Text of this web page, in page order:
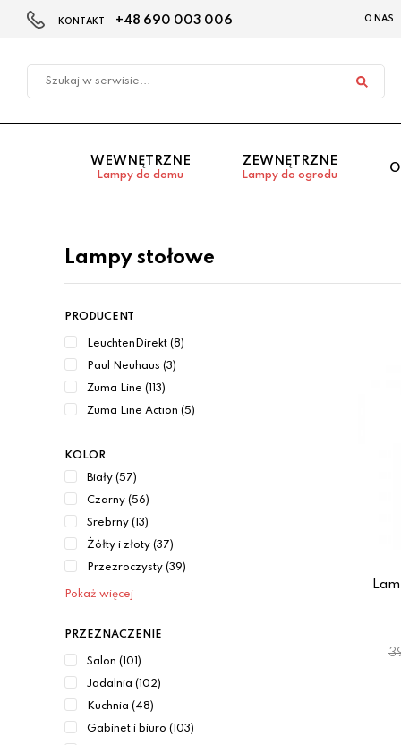
w
KONTAKT +48 690 003 006 O NAS
WEWNĘTRZNE
Lampy do domu
ZEWNĘTRZNE
Lampy do ogrodu
Lampy stołowe
PRODUCENT
LeuchtenDirekt (8)
Paul Neuhaus (3)
Zuma Line (113)
Zuma Line Action (5)
KOLOR
Biały (57)
Czarny (56)
Srebrny (13)
Żółty i złoty (37)
Przezroczysty (39)
Pokaż więcej
PRZEZNACZENIE
Salon (101)
Jadalnia (102)
Kuchnia (48)
Gabinet i biuro (103)